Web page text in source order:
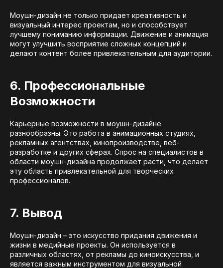
Моушн-дизайн не только придает креативность и
визуальный интерес проектам, но и способствует
лучшему пониманию информации. Движение и анимация
могут улучшить восприятие сложных концепций и
делают контент более привлекательным для аудитории.
6. Профессиональные
Возможности
Карьерные возможности в моушн-дизайне
разнообразны. Это работа в анимационных студиях,
рекламных агентствах, кинопроизводстве, веб-
разработке и других сферах. Спрос на специалистов в
области моушн-дизайна продолжает расти, что делает
эту область привлекательной для творческих
профессионалов.
7. Вывод
Моушн-дизайн – это искусство придания движения и
жизни в медийные проекты. Он используется в
различных областях, от рекламы до киноискусства, и
является важным инструментом для визуальной